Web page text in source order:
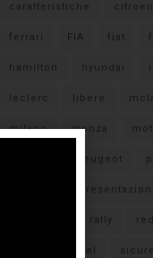
caratteristiche citroen
ferrari FIA fiat
hamilton hyundai
leclerc libere
milano monza
peugeot
rally
sebastian vettel